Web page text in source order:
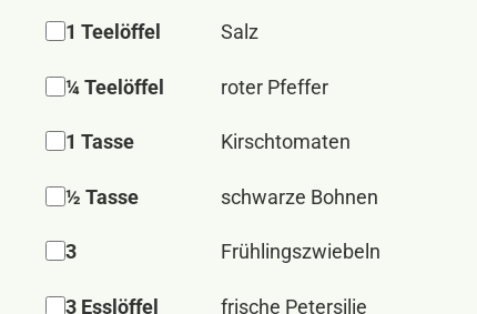
1 Teelöffel Salz
¼ Teelöffel roter Pfeffer
1 Tasse Kirschtomaten
½ Tasse schwarze Bohnen
3 Frühlingszwiebeln
3 Esslöffel frische Petersilie